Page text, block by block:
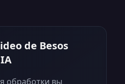
de Besos
обработки вы